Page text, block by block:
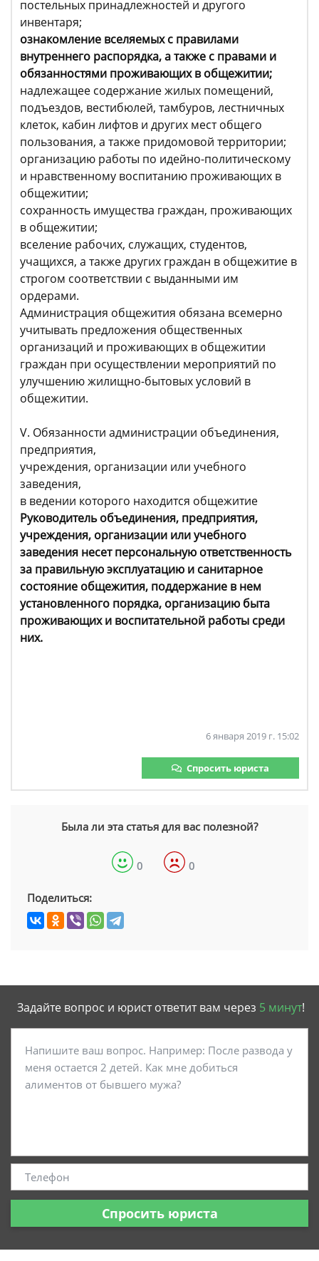
постельных принадлежностей и другого
инвентаря;
ознакомление вселяемых с правилами
внутреннего распорядка, а также с правами и
обязанностями проживающих в общежитии;
надлежащее содержание жилых помещений,
подъездов, вестибюлей, тамбуров, лестничных
клеток, кабин лифтов и других мест общего
пользования, а также придомовой территории;
организацию работы по идейно-политическому
и нравственному воспитанию проживающих в
общежитии;
сохранность имущества граждан, проживающих
в общежитии;
вселение рабочих, служащих, студентов,
учащихся, а также других граждан в общежитие в
строгом соответствии с выданными им
ордерами.
Администрация общежития обязана всемерно
учитывать предложения общественных
организаций и проживающих в общежитии
граждан при осуществлении мероприятий по
улучшению жилищно-бытовых условий в
общежитии.
V. Обязанности администрации объединения,
предприятия,
учреждения, организации или учебного
заведения,
в ведении которого находится общежитие
Руководитель объединения, предприятия,
учреждения, организации или учебного
заведения несет персональную ответственность
за правильную эксплуатацию и санитарное
состояние общежития, поддержание в нем
установленного порядка, организацию быта
проживающих и воспитательной работы среди
них.
6 января 2019 г. 15:02
Спросить юриста
Была ли эта статья для вас полезной?
0 0
Поделиться:
Задайте вопрос и юрист ответит вам через 5 минут!
Спросить юриста